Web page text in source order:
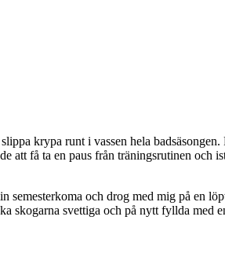
krypa runt i vassen hela
att få ta en paus från träningsrutinen och
semesterkoma och drog med mig på en
skogarna svettiga och på nytt fyllda med